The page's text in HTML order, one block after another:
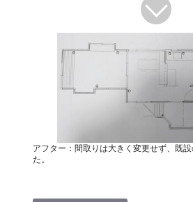
アフター：間取りは大きく変更せず、既
た。